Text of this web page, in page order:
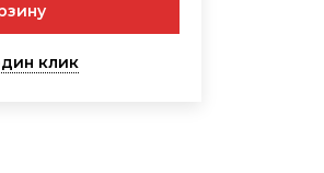
клик